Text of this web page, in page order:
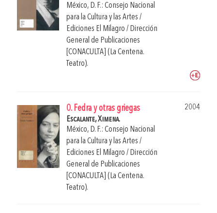
México, D. F.: Consejo Nacional
para la Cultura y las Artes /
Ediciones El Milagro / Dirección
General de Publicaciones
[CONACULTA] (La Centena.
Teatro).
0. Fedra y otras griegas
2004
Escalante, Ximena.
México, D. F.: Consejo Nacional
para la Cultura y las Artes /
Ediciones El Milagro / Dirección
General de Publicaciones
[CONACULTA] (La Centena.
Teatro).